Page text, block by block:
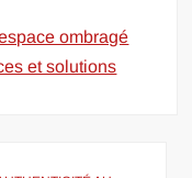
ombragé
et solutions